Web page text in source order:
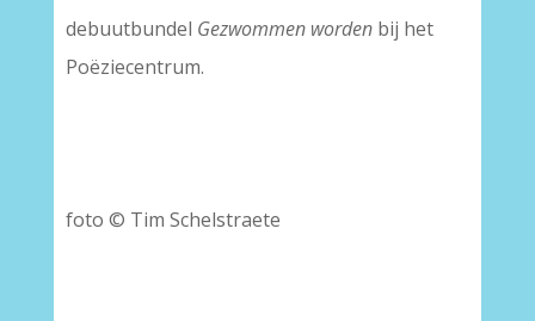
debuutbundel Gezwommen wordenbij het
Poëziecentrum.
foto © Tim Schelstraete